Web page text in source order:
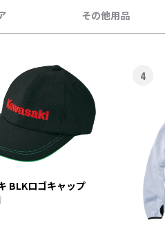
その他用品
BLKロゴキャップ
4